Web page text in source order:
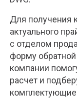
Для получения
актуального
с отделом
форму
компании
расчет и